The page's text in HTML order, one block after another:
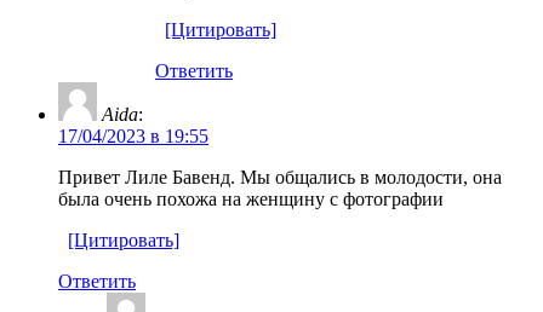
[Цитировать]
Ответить
Aida:
17/04/2023 в 19:55
Привет Лиле Бавенд. Мы общались в молодости, она
была очень похожа на женщину с фотографии
[Цитировать]
Ответить